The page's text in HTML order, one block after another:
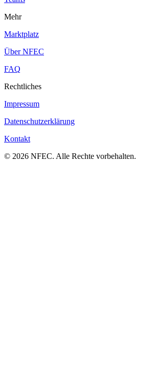
Mehr
Marktplatz
Über NFEC
FAQ
Rechtliches
Impressum
Datenschutzerklärung
Kontakt
© 2026 NFEC. Alle Rechte vorbehalten.